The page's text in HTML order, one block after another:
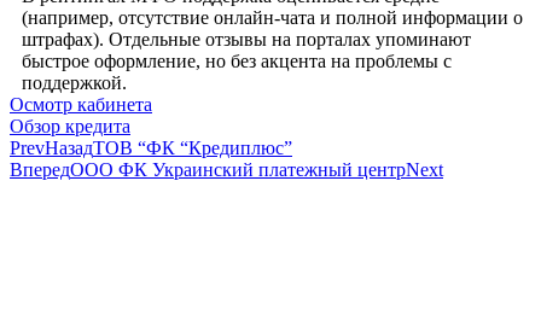
(например, отсутствие онлайн-чата и полной информации о
штрафах). Отдельные отзывы на порталах упоминают
быстрое оформление, но без акцента на проблемы с
поддержкой.
Осмотр кабинета
Обзор кредита
PrevНазадТОВ “ФК “Кредиплюс”
ВпередООО ФК Украинский платежный центрNext